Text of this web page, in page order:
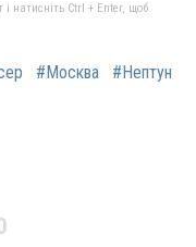
натисніть Ctrl + Enter, щоб
#Москва
#Нептун